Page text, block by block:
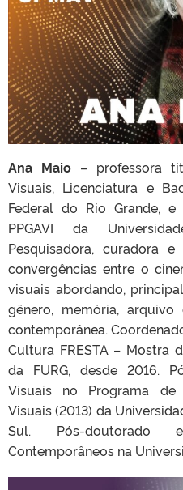
Ana Maio– professora
Visuais, Licenciatura e
Federal do Rio Grande, e
PPGAVI da
Pesquisadora, curadora
convergências entre o
visuais abordando,
gênero, memória,
contemporânea.
Cultura FRESTA – Mostra
da FURG, desde 2016.
Visuais no Programa de
Visuais (2013) da
Sul. Pós-doutorado
Contemporâneos na